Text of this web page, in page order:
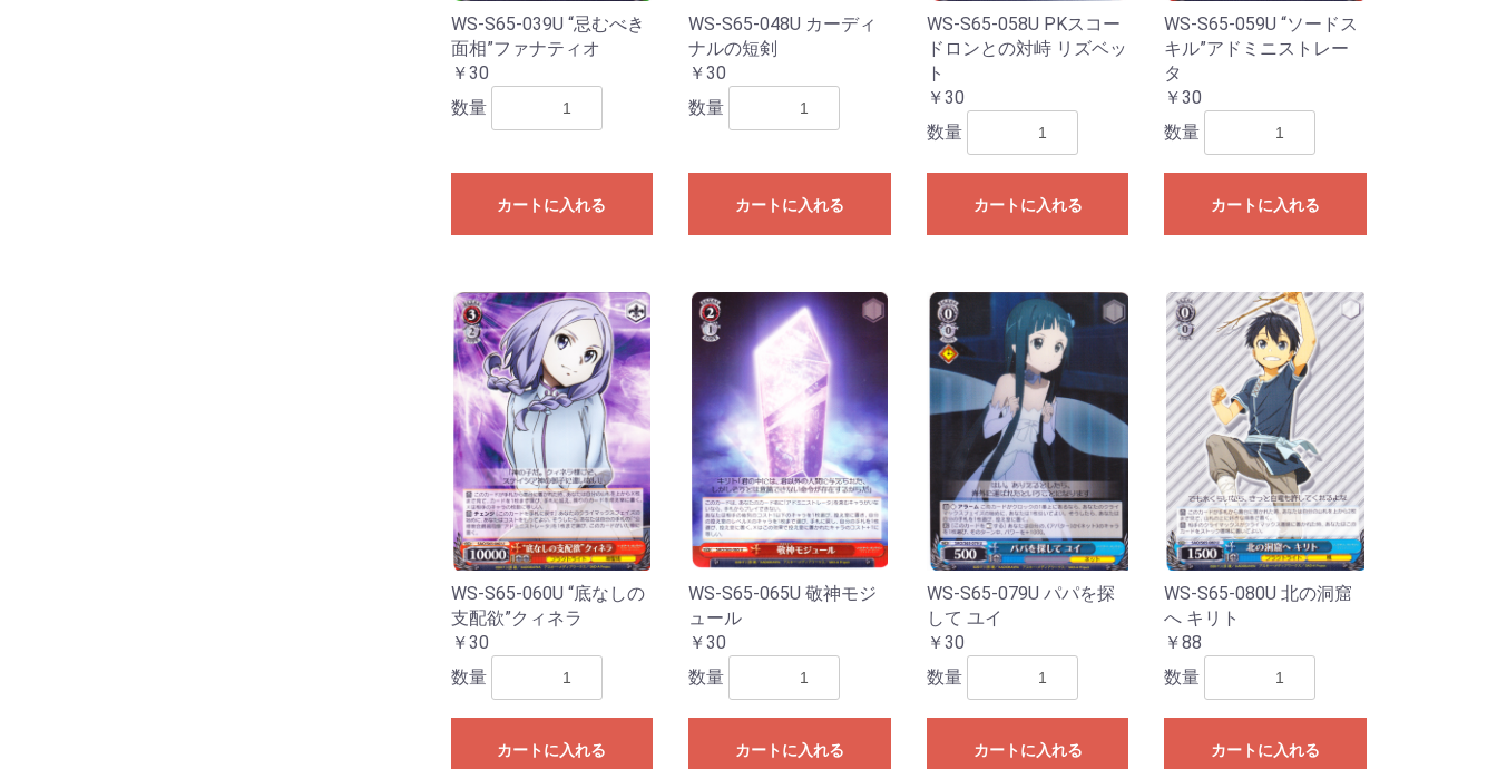
WS-S65-039U “忌むべき
面相”ファナティオ
￥30
数量
カートに入れる
WS-S65-048U カーディ
ナルの短剣
￥30
数量
カートに入れる
WS-S65-058U PKスコー
ドロンとの対峙 リズベッ
ト
￥30
数量
カートに入れる
WS-S65-059U “ソードス
キル”アドミニストレー
タ
￥30
数量
カートに入れる
WS-S65-060U “底なしの
支配欲”クィネラ
￥30
数量
カートに入れる
WS-S65-065U 敬神モジ
ュール
￥30
数量
カートに入れる
WS-S65-079U パパを探
して ユイ
￥30
数量
カートに入れる
WS-S65-080U 北の洞窟
へ キリト
￥88
数量
カートに入れる